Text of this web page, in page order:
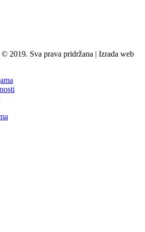
© 2019. Sva prava pridržana | Izrada web